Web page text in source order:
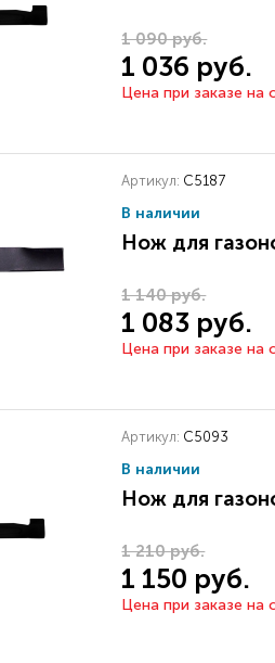
1 090 руб.
1 036 руб.
Цена при заказе на
Артикул: C5187
В наличии
Нож для
1 140 руб.
1 083 руб.
Цена при заказе на
Артикул: C5093
В наличии
Нож для
1 210 руб.
1 150 руб.
Цена при заказе на